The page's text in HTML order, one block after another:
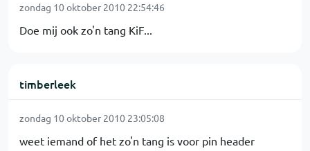
zondag 10 oktober 2010 22:54:46
Doe mij ook zo'n tang KiF...
timberleek
zondag 10 oktober 2010 23:05:08
weet iemand of het zo'n tang is voor pin header